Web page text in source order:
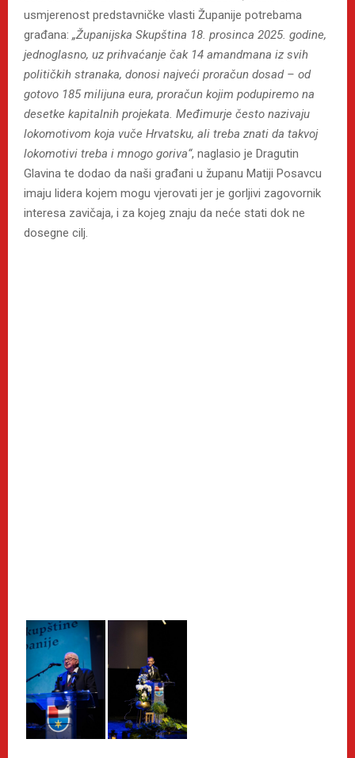
usmjerenost predstavničke vlasti Županije potrebama
građana: „Županijska Skupština 18. prosinca 2025. godine,
jednoglasno, uz prihvaćanje čak 14 amandmana iz svih
političkih stranaka, donosi najveći proračun dosad – od
gotovo 185 milijuna eura, proračun kojim podupiremo na
desetke kapitalnih projekata. Međimurje često nazivaju
lokomotivom koja vuče Hrvatsku, ali treba znati da takvoj
lokomotivi treba i mnogo goriva“, naglasio je Dragutin
Glavina te dodao da naši građani u županu Matiji Posavcu
imaju lidera kojem mogu vjerovati jer je gorljivi zagovornik
interesa zavičaja, i za kojeg znaju da neće stati dok ne
dosegne cilj.